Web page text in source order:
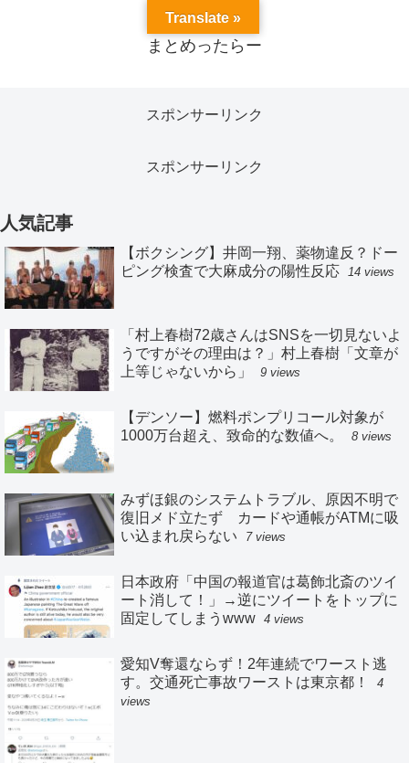
まとめったらー
スポンサーリンク
スポンサーリンク
人気記事
【ボクシング】井岡一翔、薬物違反？ドー
ピング検査で大麻成分の陽性反応
14 views
「村上春樹72歳さんはSNSを一切見ないよ
うですがその理由は？」村上春樹「文章が
上等じゃないから」
9 views
【デンソー】燃料ポンプリコール対象が
1000万台超え、致命的な数値へ。
8 views
みずほ銀のシステムトラブル、原因不明で
復旧メド立たず カードや通帳がATMに吸
い込まれ戻らない
7 views
日本政府「中国の報道官は葛飾北斎のツイ
ート消して！」→逆にツイートをトップに
固定してしまうwww 4 views
愛知V奪還ならず！2年連続でワースト逃
す。交通死亡事故ワーストは東京都！
4
views
Translate »